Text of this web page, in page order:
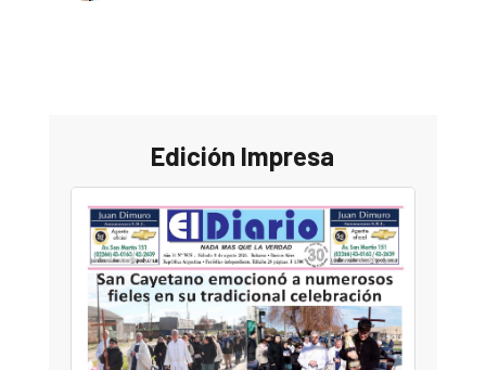
Edición Impresa